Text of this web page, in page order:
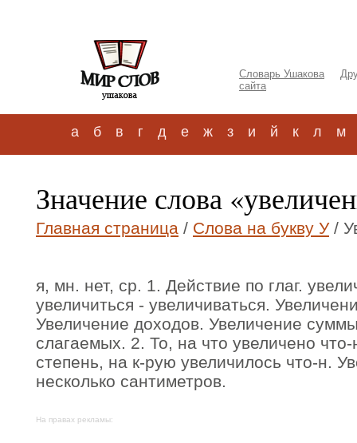
Словарь Ушакова
сайта
а б в г д е ж з и й к л м
Значение слова
Главная страница / Слова на букву У/
я, мн. нет, ср. 1. Действие по глаг.
увеличиться - увеличиваться.
Увеличение доходов. Увеличение
слагаемых. 2. То, на что увеличено
степень, на к-рую увеличилось что-н.
несколько сантиметров.
На правах рекламы: